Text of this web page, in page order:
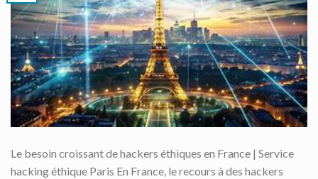
Le besoin croissant de hackers éthiques en France | Service
hacking éthique Paris En France, le recours à des hackers